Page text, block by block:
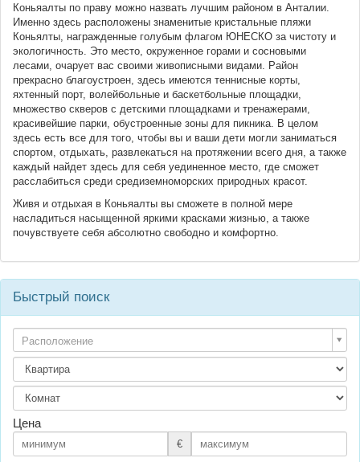
Коньяалты по праву можно назвать лучшим районом в Анталии.
Именно здесь расположены знаменитые кристальные пляжи
Коньялты, награжденные голубым флагом ЮНЕСКО за чистоту и
экологичность. Это место, окруженное горами и сосновыми
лесами, очарует вас своими живописными видами. Район
прекрасно благоустроен, здесь имеются теннисные корты,
яхтенный порт, волейбольные и баскетбольные площадки,
множество скверов с детскими площадками и тренажерами,
красивейшие парки, обустроенные зоны для пикника. В целом
здесь есть все для того, чтобы вы и ваши дети могли заниматься
спортом, отдыхать, развлекаться на протяжении всего дня, а также
каждый найдет здесь для себя уединенное место, где сможет
расслабиться среди средиземноморских природных красот.
Живя и отдыхая в Коньяалты вы сможете в полной мере
насладиться насыщенной яркими красками жизнью, а также
почувствуете себя абсолютно свободно и комфортно.
Быстрый поиск
Расположение
Цена
€